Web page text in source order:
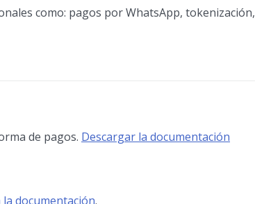
como: pagos por WhatsApp, tokenización,
de pagos. Descargar la documentación
la documentación.